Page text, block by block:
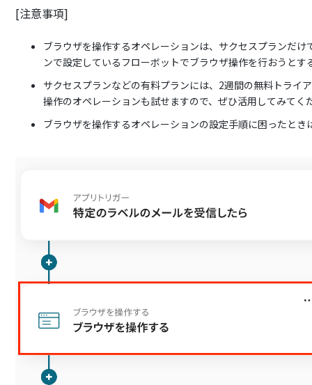
[注意事項]
ブラウザを操作するオペレーションは、サクセスプランだ
ンで設定しているフローボットでブラウザ操作を行おうと
サクセスプランなどの有料プランには、2週間の無料トライ
操作のオペレーションも試せますので、ぜひ活用してみてく
ブラウザを操作するオペレーションの設定手順に困ったとき